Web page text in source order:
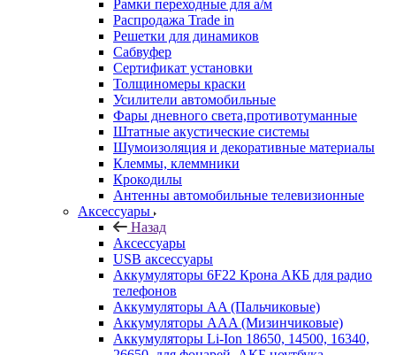
Рамки переходные для а/м
Распродажа Trade in
Решетки для динамиков
Сабвуфер
Сертификат установки
Толщиномеры краски
Усилители автомобильные
Фары дневного света,противотуманные
Штатные акустические системы
Шумоизоляция и декоративные материалы
Клеммы, клеммники
Крокодилы
Антенны автомобильные телевизионные
Аксессуары
Назад
Аксессуары
USB аксессуары
Аккумуляторы 6F22 Крона АКБ для радио
телефонов
Аккумуляторы AA (Пальчиковые)
Аккумуляторы AAA (Мизинчиковые)
Аккумуляторы Li-Ion 18650, 14500, 16340,